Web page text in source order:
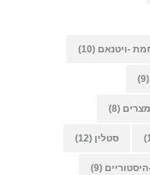
-ויטנאם (10)
(9)
מצרים (8)
סטלין (12)
(9)